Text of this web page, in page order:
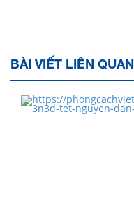
BÀI VIẾT LIÊN QUAN